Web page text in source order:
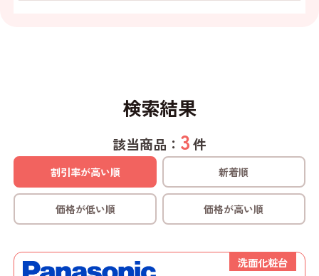
検索結果
該当商品： 3件
割引率が高い順 新着順
価格が低い順 価格が高い順
洗面化粧台